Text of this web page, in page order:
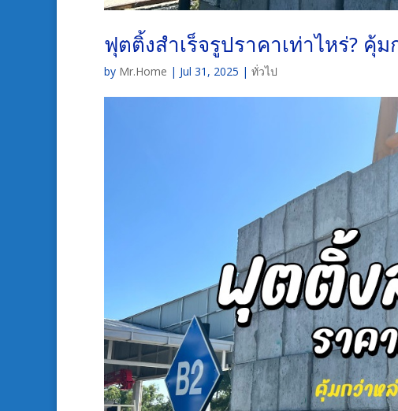
ฟุตติ้งสำเร็จรูปราคาเท่าไหร่? คุ้
by Mr.Home | Jul 31, 2025 | ทั่วไป